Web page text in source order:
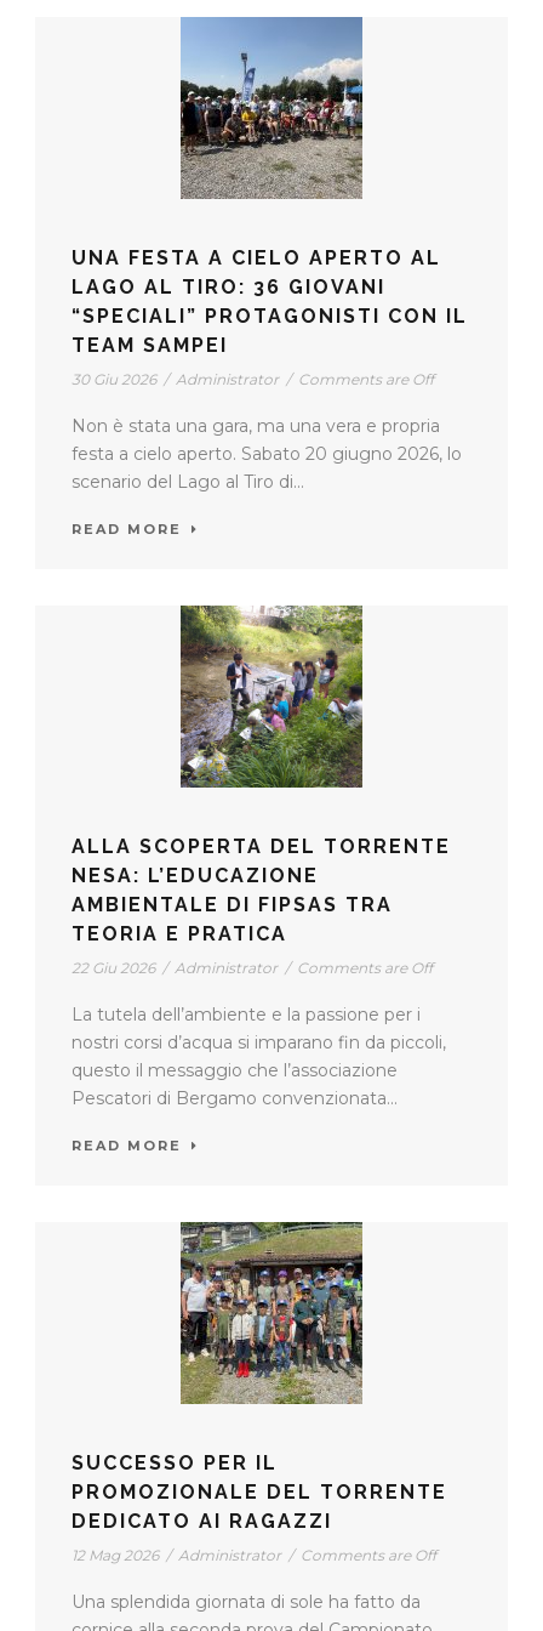
UNA FESTA A CIELO APERTO AL
LAGO AL TIRO: 36 GIOVANI
“SPECIALI” PROTAGONISTI CON IL
TEAM SAMPEI
30 Giu 2026 / Administrator / Comments are Off
Non è stata una gara, ma una vera e propria
festa a cielo aperto. Sabato 20 giugno 2026, lo
scenario del Lago al Tiro di...
READ MORE
ALLA SCOPERTA DEL TORRENTE
NESA: L’EDUCAZIONE
AMBIENTALE DI FIPSAS TRA
TEORIA E PRATICA
22 Giu 2026 / Administrator / Comments are Off
La tutela dell’ambiente e la passione per i
nostri corsi d’acqua si imparano fin da piccoli,
questo il messaggio che l’associazione
Pescatori di Bergamo convenzionata...
READ MORE
SUCCESSO PER IL
PROMOZIONALE DEL TORRENTE
DEDICATO AI RAGAZZI
12 Mag 2026 / Administrator / Comments are Off
Una splendida giornata di sole ha fatto da